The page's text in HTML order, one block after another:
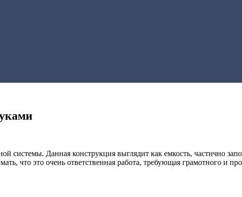
системы. Данная конструкция выглядит как емкость, частично
что это очень ответственная работа, требующая грамотного и